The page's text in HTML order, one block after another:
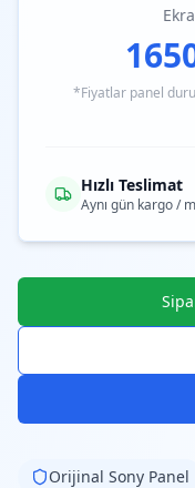
*Fiyatlar panel
Hızlı Teslimat
Aynı gün kargo /
Orijinal Sony Panel